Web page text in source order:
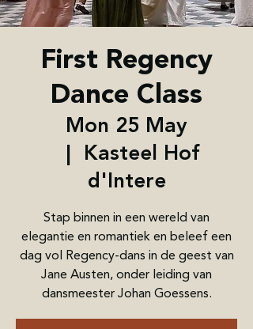
First Regency
Dance Class
Mon 25 May
  |
Kasteel Hof
d'Intere
Stap binnen in een wereld van
elegantie en romantiek en beleef een
dag vol Regency-dans in de geest van
Jane Austen, onder leiding van
dansmeester Johan Goessens.